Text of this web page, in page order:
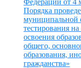
Порядка
муниципальной
тестирования
освоения
общего,
образования,
гражданства»